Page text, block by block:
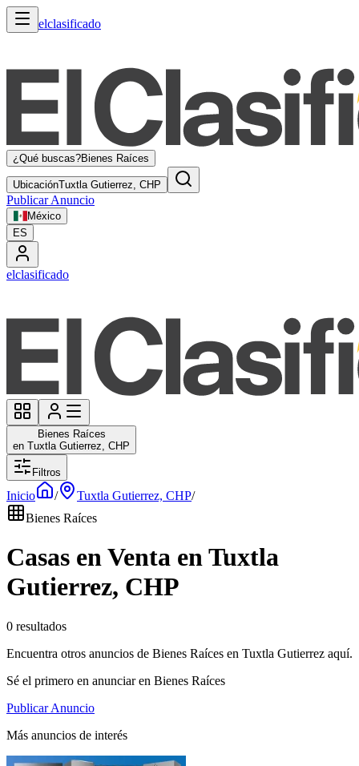
elclasificado
¿Qué buscas?Bienes Raíces
UbicaciónTuxtla Gutierrez, CHP
Publicar Anuncio
México
ES
elclasificado
Bienes Raíces
en Tuxtla Gutierrez, CHP
Filtros
Inicio / Tuxtla Gutierrez, CHP/
Bienes Raíces
Casas en Venta en Tuxtla
Gutierrez, CHP
0 resultados
Encuentra otros anuncios de Bienes Raíces en Tuxtla Gutierrez aquí.
Sé el primero en anunciar en Bienes Raíces
Publicar Anuncio
Más anuncios de interés